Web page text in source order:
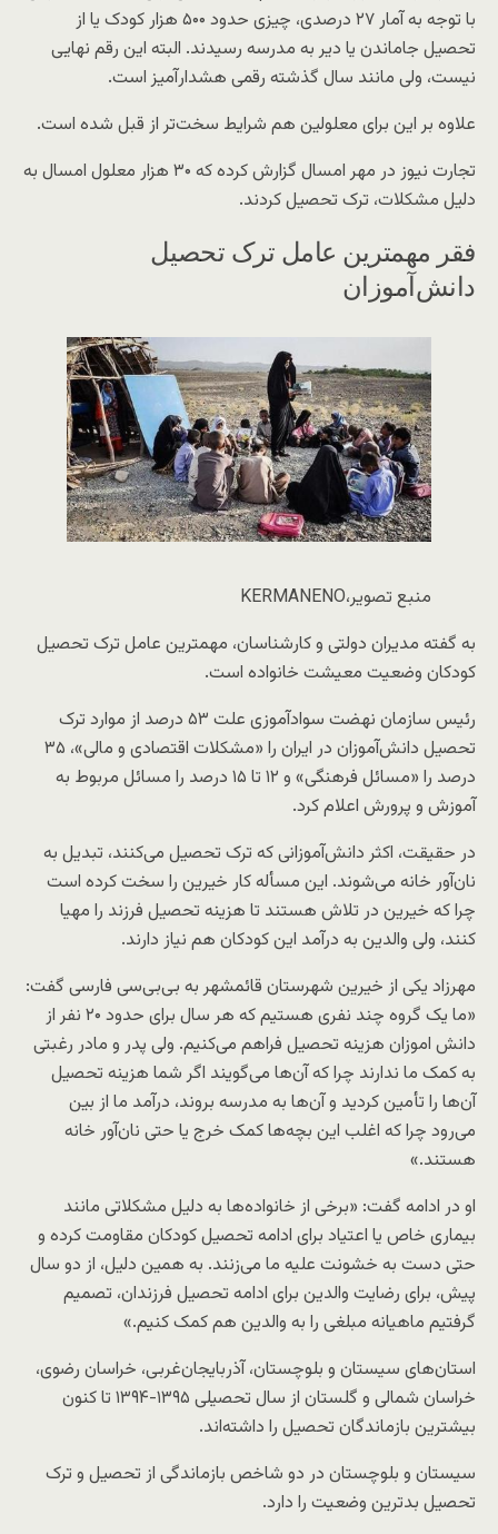
با توجه به آمار ۲۷ درصدی، چیزی حدود ۵۰۰ هزار کودک یا از
تحصیل جاماندن یا دیر به مدرسه رسیدند. البته این رقم نهایی
نیست، ولی مانند سال گذشته رقمی هشدار‌آمیز است.
علاوه بر این برای معلولین هم شرایط سخت‌تر از قبل شده است.
تجارت نیوز در مهر امسال گزارش کرده که ۳۰ هزار معلول امسال به
دلیل مشکلات، ترک تحصیل کردند.
فقر مهمترین عامل ترک تحصیل
دانش‌آموزان
منبع تصویر،KERMANENO
به گفته مدیران دولتی و کارشناسان، مهمترین عامل ترک تحصیل
کودکان وضعیت معیشت خانواده است.
رئیس سازمان نهضت سواد‌آموزی علت ۵۳ درصد از موارد ترک
تحصیل دانش‌آموزان در ایران را «مشکلات اقتصادی و مالی»، ۳۵
درصد را «مسائل فرهنگی» و ۱۲ تا ۱۵ درصد را مسائل مربوط به
آموزش و پرورش اعلام کرد.
در حقیقت، اکثر دانش‌آموزانی که ترک تحصیل می‌کنند، تبدیل به
نان‌آور خانه می‌شوند. این مسأله کار خیرین را سخت کرده‌ است
چرا که خیرین در تلاش هستند تا هزینه تحصیل فرزند را مهیا
کنند، ولی والدین به درآمد این کودکان هم نیاز دارند.
مهرزاد یکی از خیرین شهرستان قائمشهر به بی‌بی‌سی فارسی گفت:
«ما یک گروه چند نفری هستیم که هر سال برای حدود ۲۰ نفر از
دانش اموزان هزینه تحصیل فراهم می‌کنیم. ولی پدر و مادر رغبتی
به کمک ما ندارند چرا که آن‌ها می‌گویند اگر شما هزینه تحصیل
آن‌ها را تأمین کردید و آن‌ها به مدرسه بروند، درآمد ما از بین
می‌رود چرا که اغلب این بچه‌ها کمک خرج یا حتی نان‌آور خانه
هستند.»
او در ادامه گفت: «برخی از خانواده‌ها به دلیل مشکلاتی مانند
بیماری خاص یا اعتیاد برای ادامه تحصیل کودکان مقاومت کرده و
حتی دست به خشونت علیه ما می‌زنند. به همین دلیل، از دو سال
پیش، برای رضایت والدین برای ادامه تحصیل فرزندان، تصمیم
گرفتیم ماهیانه مبلغی را به والدین هم کمک کنیم.»
استان‌های سیستان و بلوچستان، آذربایجان‌غربی، خراسان رضوی،
خراسان شمالی و گلستان از سال تحصیلی ۱۳۹۵-۱۳۹۴ تا کنون
بیشترین بازماندگان تحصیل را داشته‌اند.
سیستان و بلوچستان در دو شاخص بازماندگی از تحصیل و ترک
تحصیل بدترین وضعیت را دارد.